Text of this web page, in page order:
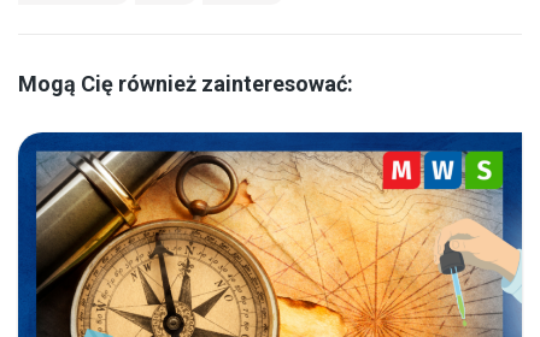
Mogą Cię również zainteresować: